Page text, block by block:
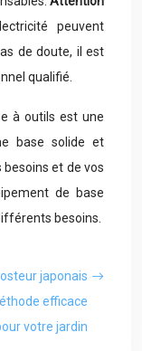
peuvent
de doute, il est
qualifié.
à outils est une
base solide et
et de vos
de base
besoins.
japonais
efficace
votre jardin